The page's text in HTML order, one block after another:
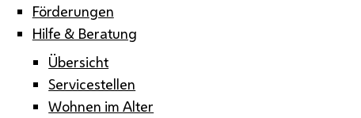
Förderungen
Hilfe & Beratung
Übersicht
Servicestellen
Wohnen im Alter